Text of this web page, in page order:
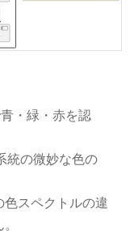
・緑・赤を認
統の微妙な色の
スペクトルの違